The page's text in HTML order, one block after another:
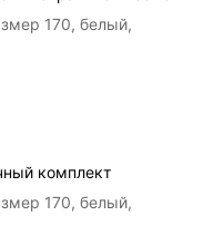
170, белый,
комплект
170, белый,